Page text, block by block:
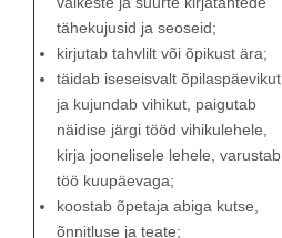
tähekujusid ja seoseid;
kirjutab tahvlilt või õpikust ära;
täidab iseseisvalt õpilaspäevikut
ja kujundab vihikut, paigutab
näidise järgi tööd vihikulehele,
kirja joonelisele lehele, varustab
töö kuupäevaga;
koostab õpetaja abiga kutse,
õnnitluse ja teate;